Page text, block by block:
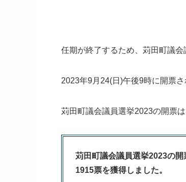
任期が終了するため、苅田町議会
2023年9月24(日)午後9時に開票
苅田町議会議員選挙2023の開票
苅田町議会議員選挙2023の
1915票を獲得しました。